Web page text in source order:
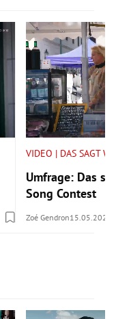
VIDEO | DAS SAGT
Umfrage: Das
Song Contest
Zoé Gendron15.05.2026